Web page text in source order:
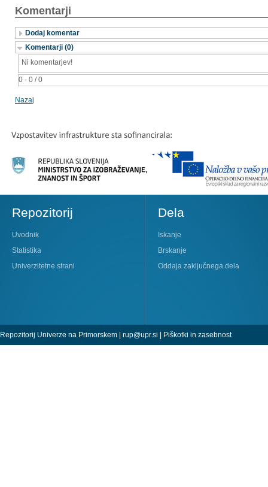
Komentarji
Dodaj komentar
Komentarji (0)
0 - 0 / 0
Ni komentarjev!
Nazaj
Repozitorij
Uvodnik
Statistika
Univerzitetne strani
Dela
Iskanje
Brskanje
Oddaja zaključnega dela
Repozitorij Univerze na Primorskem | rup@upr.si Piškotki in zasebnost